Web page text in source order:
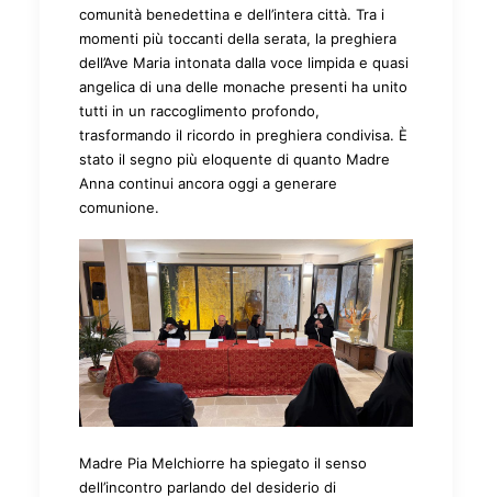
comunità benedettina e dell’intera città. Tra i
momenti più toccanti della serata, la preghiera
dell’Ave Maria intonata dalla voce limpida e quasi
angelica di una delle monache presenti ha unito
tutti in un raccoglimento profondo,
trasformando il ricordo in preghiera condivisa. È
stato il segno più eloquente di quanto Madre
Anna continui ancora oggi a generare
comunione.
Madre Pia Melchiorre ha spiegato il senso
dell’incontro parlando del desiderio di